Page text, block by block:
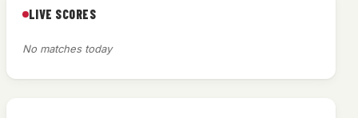
LIVE SCORES
No matches today